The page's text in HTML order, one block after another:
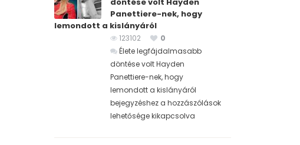
Panettiere-nek, hogy
lemondott a kislányáról
123102
0
Élete legfájdalmasabb
döntése volt Hayden
Panettiere-nek, hogy
lemondott a kislányáról
bejegyzéshez a hozzászólások
lehetősége kikapcsolva